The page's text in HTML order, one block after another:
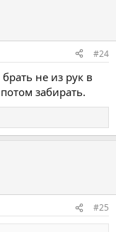
#24
не из рук в
забирать.
#25